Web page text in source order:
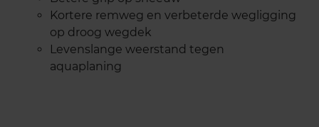
Kortere remweg en verbeterde wegligging
op droog wegdek
Levenslange weerstand tegen
aquaplaning